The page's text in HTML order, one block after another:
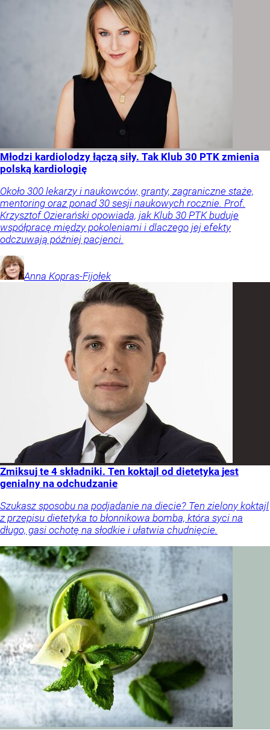
Młodzi kardiolodzy łączą siły. Tak Klub 30 PTK zmienia
polską kardiologię
Około 300 lekarzy i naukowców, granty, zagraniczne staże,
mentoring oraz ponad 30 sesji naukowych rocznie. Prof.
Krzysztof Ozierański opowiada, jak Klub 30 PTK buduje
współpracę między pokoleniami i dlaczego jej efekty
odczuwają później pacjenci.
Anna Kopras-Fijołek
Zmiksuj te 4 składniki. Ten koktajl od dietetyka jest
genialny na odchudzanie
Szukasz sposobu na podjadanie na diecie? Ten zielony koktajl
z przepisu dietetyka to błonnikowa bomba, która syci na
długo, gasi ochotę na słodkie i ułatwia chudnięcie.